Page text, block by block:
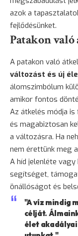
azok a
fejlődésünket.
Patakon
A patakon való
változást és új
álomszimbólum
amikor fontos
Az átkelés módja
és magabiztosan
a változásra. Ha
nem érettünk meg
A híd jelenléte
segítséget,
önállóságot és
"A víz mindig
célját.
élet